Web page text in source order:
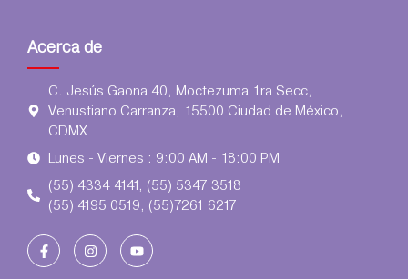
Acerca de
C. Jesús Gaona 40, Moctezuma 1ra Secc,
Venustiano Carranza, 15500 Ciudad de México,
CDMX
Lunes - Viernes : 9:00 AM - 18:00 PM
(55) 4334 4141, (55) 5347 3518
(55) 4195 0519, (55)7261 6217